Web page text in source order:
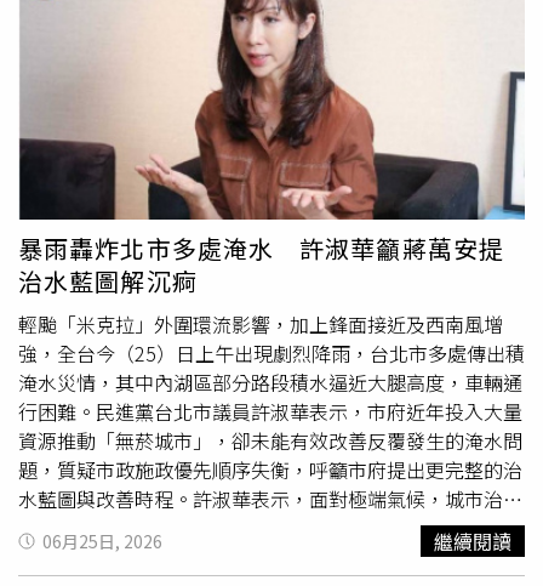
綠色能源及高階製造仍屬相對有利的方向；反之，缺乏創
新、過度依賴傳統模式或數位轉型速度緩慢的產業，將面臨
更大的競爭壓力。3.財運邱彥龍表示小暑不是暴衝型的財
運，而是「穩健累積」的格局，懂得建立現金流、控制支
出、做好資產配置，比追逐熱門題材更容易累積成果，尤其
包括共同投資、借貸、保證或高槓桿操作，都應更加審慎。
4.人際與感情邱彥龍指出舊朋友、舊客戶、舊合作關係有機
會重新聯繫，也可能重新修補過去的誤會，但這段時間容易
因情緒、猜測或溝通不足產生摩擦，因此多傾聽、多確認，
比急著爭輸贏更重要，真正能長久的關係，是建立在信任、
尊重與共同成長之上。5.健康邱彥龍表示除了腸胃、消化系
統與睡眠品質外，也要留意神經疲勞、肩頸痠痛、壓力累積
及情緒焦慮，規律作息、適度運動、減少熬夜、避免過度使
用3C產品，都有助於維持身心平衡。對於今年小暑，邱彥
龍說並非是壞運，而是一段「重新整理人生方向」的重要時
期，當環境充滿變化時，保持冷靜、提升專業、建立信用、
善用科技、深化合作，將是未來16天最重要的關鍵，真正的
機會，不是來自一時的幸運，而是來自長期累積的實力與值
得信任的人品。邱彥龍建議，這段時間可多祭拜太上老君、
人購屋限制，到央行連續七波選擇性信用管制，以及近兩年
銀行自主限貸措施，政策力道之強、密度之高，堪稱台灣房
市發展史上少見。然而，回頭檢視這五年的政策成果，卻出
現一個值得深思的現象：打房政策雖然成功壓縮交易量，卻
未能真正解決高房價問題；反而在市場機制受到過度干預
下，衍生出許多新的後遺症與市場扭曲現象。李同榮分析，
房市短期可以被政策壓抑，但長期仍由基本面決定。當經濟
成長、通膨環境、資金動能與供需 結構等基本力量持續累
積，最終仍將突破政策的藩籬。因此他認為，2026下半年
房市雖仍處於緩跌修正階段，2027上半年逐步盤穩築底，
而到了2027年第三季，房市有機會再起，正式進入逐季回
溫的新循環。李同榮指房市反彈三房曲正在醞釀形成。（圖
／李同榮提供）政策打房五年，效果有限主因：聚焦房價與
限制需求，反而壓制不了需求與反彈力量李同榮認為，過去
政策最大的盲點，在於過度聚焦房價結果，而忽略房價形成
背後的結構性因素。房價高漲的根本原因，從來不只是投機
炒作，而是來自土地供給有限、都市人口集中、產業升級帶
動所得成長、資金累積以及通膨推升資產價值等多重因素。
然而過去政策卻多集中於需求面的抑制，例如限制貸款成
暴雨轟炸北市多處淹水 許淑華籲蔣萬安提
治水藍圖解沉痾
輕颱「米克拉」外圍環流影響，加上鋒面接近及西南風增
強，全台今（25）日上午出現劇烈降雨，台北市多處傳出積
淹水災情，其中內湖區部分路段積水逼近大腿高度，車輛通
行困難。民進黨台北市議員許淑華表示，市府近年投入大量
資源推動「無菸城市」，卻未能有效改善反覆發生的淹水問
題，質疑市政施政優先順序失衡，呼籲市府提出更完整的治
水藍圖與改善時程。許淑華表示，面對極端氣候，城市治理
最重要的工作就是保障市民生命財產安全。然而，市府近年
大力推動「無菸城市」，甚至規劃明年編列至少1億元建置
06月25日, 2026 繼續閱讀